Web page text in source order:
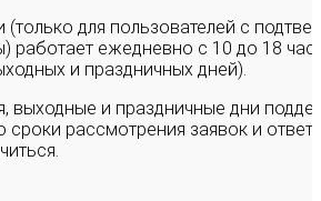
для пользователей с
работает ежедневно с 10 до 18
и праздничных дней).
выходные и праздничные дни
сроки рассмотрения заявок и